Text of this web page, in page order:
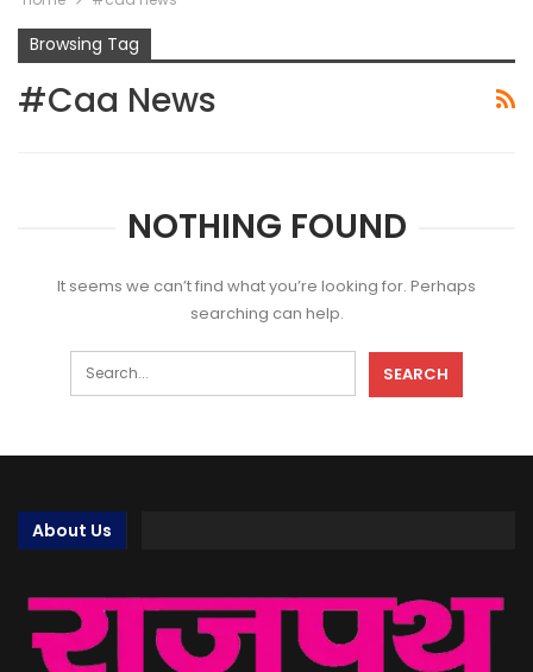
Browsing Tag
#caa News
NOTHING FOUND
It seems we can’t find what you’re looking for. Perhaps
searching can help.
About Us